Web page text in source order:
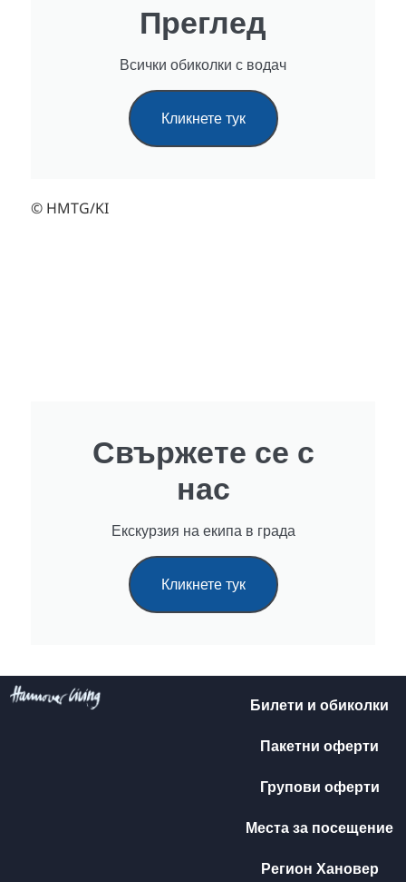
Преглед
Всички обиколки с водач
Кликнете тук
© HMTG/KI
Свържете се с
нас
Екскурзия на екипа в града
Кликнете тук
Билети и обиколки
Пакетни оферти
Групови оферти
Места за посещение
Регион Хановер